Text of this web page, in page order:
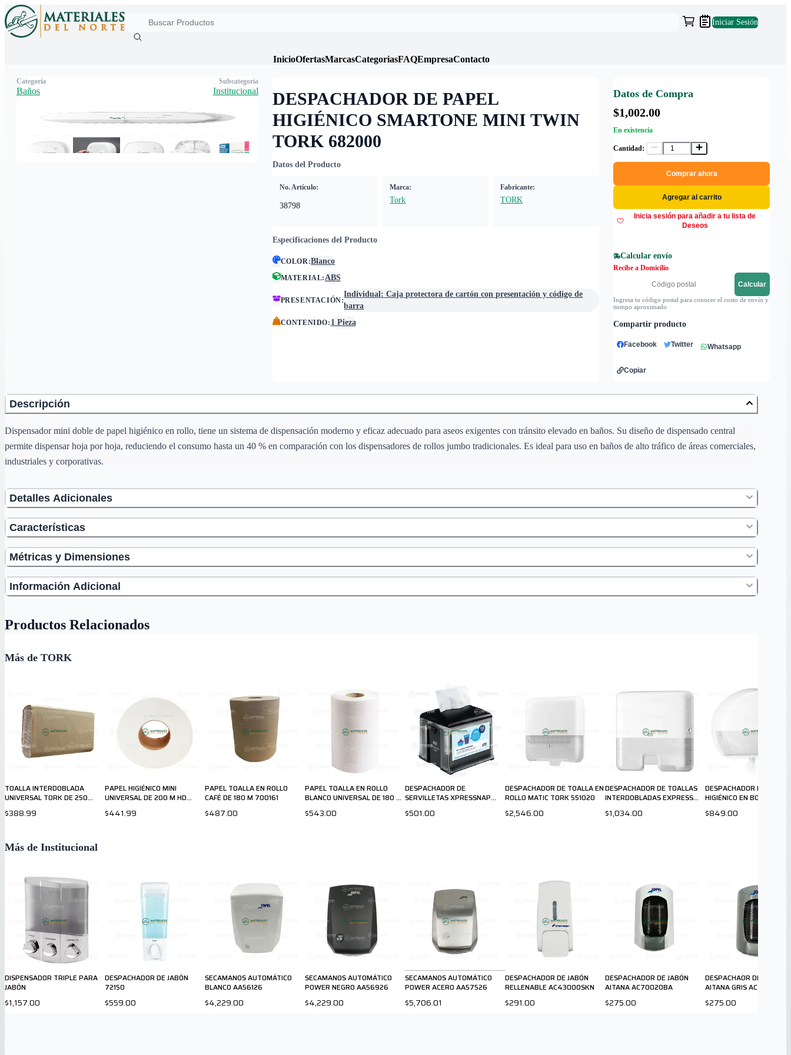
Iniciar Sesión
InicioOfertasMarcasCategoriasFAQEmpresaContacto
DESPACHADOR DE PAPEL
HIGIÉNICO SMARTONE MINI TWIN
TORK 682000
Datos del Producto
No. Artículo:
38798
Marca:
Tork
Fabricante:
TORK
Especificaciones del Producto
COLOR:Blanco
MATERIAL:ABS
PRESENTACIÓN:
Individual: Caja protectora de cartón con presentación y código de
barra
CONTENIDO: 1 Pieza
Datos de Compra
$1,002.00
En existencia
Cantidad:
Comprar ahora
Agregar al carrito
Inicia sesión para añadir a tu lista de
Deseos
Calcular envío
Recibe a Domicilio
Calcular
Ingresa tu código postal para conocer el costo de envío y
tiempo aproximado
Compartir producto
Facebook Twitter Whatsapp
Copiar
Categoría
Baños
Subcategoría
Institucional
Descripción
Dispensador mini doble de papel higiénico en rollo, tiene un sistema de dispensación moderno y eficaz adecuado para aseos exigentes con tránsito elevado en baños. Su diseño de dispensado central
permite dispensar hoja por hoja, reduciendo el consumo hasta un 40 % en comparación con los dispensadores de rollos jumbo tradicionales. Es ideal para uso en baños de alto tráfico de áreas comerciales,
industriales y corporativas.
Detalles Adicionales
Características
Métricas y Dimensiones
Información Adicional
Productos Relacionados
Más de TORK
TOALLA INTERDOBLADA
UNIVERSAL TORK DE 250
$388.99
PAPEL HIGIÉNICO MINI
UNIVERSAL DE 200 M HD
$441.99
PAPEL TOALLA EN ROLLO
CAFÉ DE 180 M 700161
$487.00
PAPEL TOALLA EN ROLLO
BLANCO UNIVERSAL DE 180 M
$543.00
DESPACHADOR DE
SERVILLETAS XPRESSNAP
$501.00
DESPACHADOR DE TOALLA EN
ROLLO MATIC TORK 551020
$2,546.00
DESPACHADOR DE TOALLAS
INTERDOBLADAS EXPRESS
$1,034.00
DESPACHADOR DE PAPEL
HIGIÉNICO EN BOBINA
$849.00
Más de Institucional
DISPENSADOR TRIPLE PARA
JABÓN
$1,157.00
DESPACHADOR DE JABÓN
72150
$559.00
SECAMANOS AUTOMÁTICO
BLANCO AA56126
$4,229.00
SECAMANOS AUTOMÁTICO
POWER NEGRO AA56926
$4,229.00
SECAMANOS AUTOMÁTICO
POWER ACERO AA57526
$5,706.01
DESPACHADOR DE JABÓN
RELLENABLE AC43000SKN
$291.00
DESPACHADOR DE JABÓN
AITANA AC70020BA
$275.00
DESPACHAOR DE JABÓN
AITANA GRIS AC70020C
$275.00